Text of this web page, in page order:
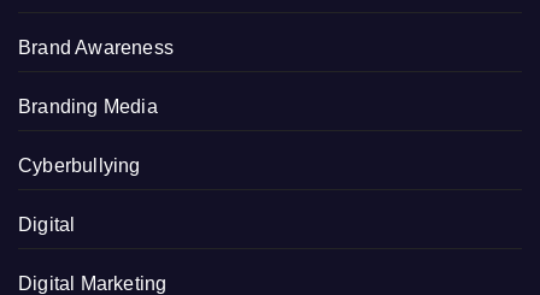
Brand Awareness
Branding Media
Cyberbullying
Digital
Digital Marketing